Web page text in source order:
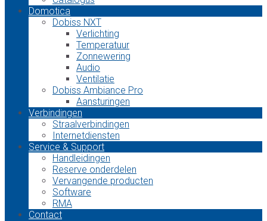
Domotica
Dobiss NXT
Verlichting
Temperatuur
Zonnewering
Audio
Ventilatie
Dobiss Ambiance Pro
Aansturingen
Verbindingen
Straalverbindingen
Internetdiensten
Service & Support
Handleidingen
Reserve onderdelen
Vervangende producten
Software
RMA
Contact